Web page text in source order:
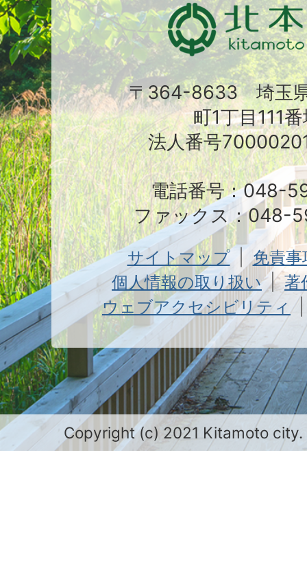
〒364-8633 埼玉
町1丁目111
法人番号
電話番号：048-
ファックス：048-
サイトマップ
免責
個人情報の取り扱い
著
ウェブアクセシビリティ
Copyright (c) 2021 Kitamoto city.